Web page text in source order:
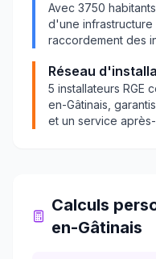
Avec 3750 habitants,
d'une
raccordement des
Réseau
5 installateurs RGE
en-Gâtinais ,
et un service
Calculs
en-Gâtinais